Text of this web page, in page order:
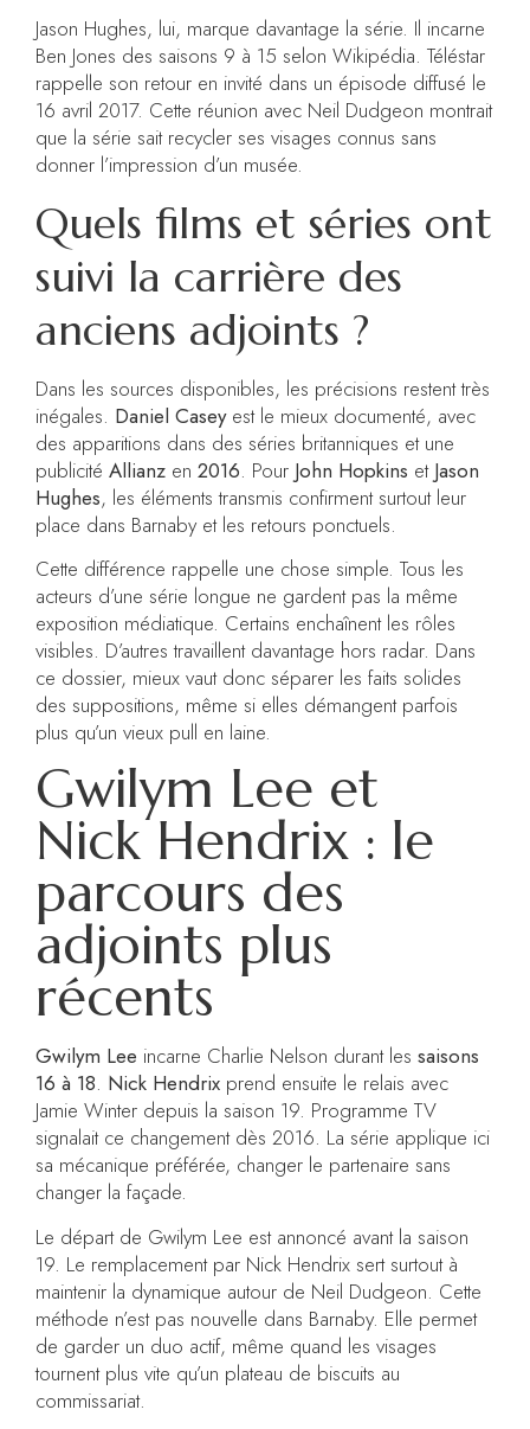
Jason Hughes, lui, marque davantage la série. Il incarne
Ben Jones des saisons 9 à 15 selon Wikipédia. Téléstar
rappelle son retour en invité dans un épisode diffusé le
16 avril 2017. Cette réunion avec Neil Dudgeon montrait
que la série sait recycler ses visages connus sans
donner l’impression d’un musée.
Quels films et séries ont
suivi la carrière des
anciens adjoints ?
Dans les sources disponibles, les précisions restent très
inégales. Daniel Caseyest le mieux documenté, avec
des apparitions dans des séries britanniques et une
publicité Allianz en 2016. Pour John Hopkins et Jason
Hughes, les éléments transmis confirment surtout leur
place dans Barnaby et les retours ponctuels.
Cette différence rappelle une chose simple. Tous les
acteurs d’une série longue ne gardent pas la même
exposition médiatique. Certains enchaînent les rôles
visibles. D’autres travaillent davantage hors radar. Dans
ce dossier, mieux vaut donc séparer les faits solides
des suppositions, même si elles démangent parfois
plus qu’un vieux pull en laine.
Gwilym Lee et
Nick Hendrix : le
parcours des
adjoints plus
récents
Gwilym Lee incarne Charlie Nelson durant les saisons
16 à 18. Nick Hendrix prend ensuite le relais avec
Jamie Winter depuis la saison 19. Programme TV
signalait ce changement dès 2016. La série applique ici
sa mécanique préférée, changer le partenaire sans
changer la façade.
Le départ de Gwilym Lee est annoncé avant la saison
19. Le remplacement par Nick Hendrix sert surtout à
maintenir la dynamique autour de Neil Dudgeon. Cette
méthode n’est pas nouvelle dans Barnaby. Elle permet
de garder un duo actif, même quand les visages
tournent plus vite qu’un plateau de biscuits au
commissariat.